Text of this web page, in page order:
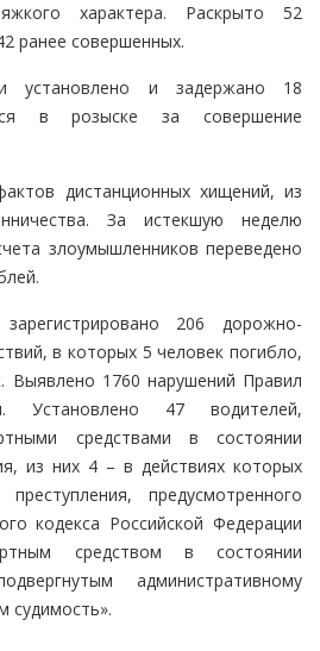
характера. Раскрыто 52
ранее совершенных.
установлено и задержано 18
в розыске за совершение
дистанционных хищений, из
За истекшую неделю
злоумышленников переведено
206 дорожно-
в которых 5 человек погибло,
Выявлено 1760 нарушений Правил
Установлено 47 водителей,
средствами в состоянии
из них 4 – в действиях которых
предусмотренного
кодекса Российской Федерации
средством в состоянии
административному
судимость».